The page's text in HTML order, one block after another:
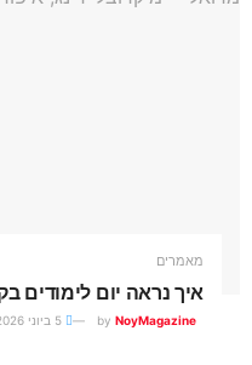
מאמרים
איך נראה יום לימודים
by NoyMagazine